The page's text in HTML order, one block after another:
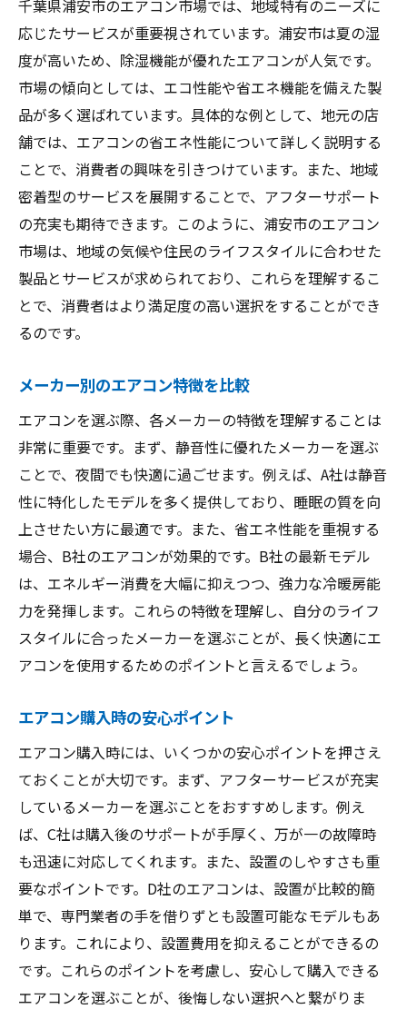
千葉県浦安市のエアコン市場では、地域特有のニーズに
応じたサービスが重要視されています。浦安市は夏の湿
度が高いため、除湿機能が優れたエアコンが人気です。
市場の傾向としては、エコ性能や省エネ機能を備えた製
品が多く選ばれています。具体的な例として、地元の店
舗では、エアコンの省エネ性能について詳しく説明する
ことで、消費者の興味を引きつけています。また、地域
密着型のサービスを展開することで、アフターサポート
の充実も期待できます。このように、浦安市のエアコン
市場は、地域の気候や住民のライフスタイルに合わせた
製品とサービスが求められており、これらを理解するこ
とで、消費者はより満足度の高い選択をすることができ
るのです。
メーカー別のエアコン特徴を比較
エアコンを選ぶ際、各メーカーの特徴を理解することは
非常に重要です。まず、静音性に優れたメーカーを選ぶ
ことで、夜間でも快適に過ごせます。例えば、A社は静音
性に特化したモデルを多く提供しており、睡眠の質を向
上させたい方に最適です。また、省エネ性能を重視する
場合、B社のエアコンが効果的です。B社の最新モデル
は、エネルギー消費を大幅に抑えつつ、強力な冷暖房能
力を発揮します。これらの特徴を理解し、自分のライフ
スタイルに合ったメーカーを選ぶことが、長く快適にエ
アコンを使用するためのポイントと言えるでしょう。
エアコン購入時の安心ポイント
エアコン購入時には、いくつかの安心ポイントを押さえ
ておくことが大切です。まず、アフターサービスが充実
しているメーカーを選ぶことをおすすめします。例え
ば、C社は購入後のサポートが手厚く、万が一の故障時
も迅速に対応してくれます。また、設置のしやすさも重
要なポイントです。D社のエアコンは、設置が比較的簡
単で、専門業者の手を借りずとも設置可能なモデルもあ
ります。これにより、設置費用を抑えることができるの
です。これらのポイントを考慮し、安心して購入できる
エアコンを選ぶことが、後悔しない選択へと繋がりま